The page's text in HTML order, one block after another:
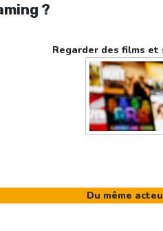
?
Regarder des films et
Du même